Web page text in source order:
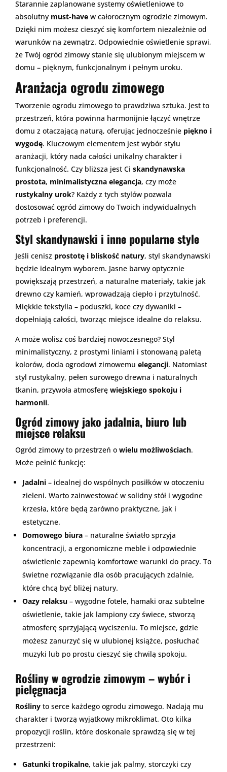
Starannie zaplanowane systemy oświetleniowe to
absolutny must-have w całorocznym ogrodzie zimowym.
Dzięki nim możesz cieszyć się komfortem niezależnie od
warunków na zewnątrz. Odpowiednie oświetlenie sprawi,
że Twój ogród zimowy stanie się ulubionym miejscem w
domu – pięknym, funkcjonalnym i pełnym uroku.
Aranżacja ogrodu zimowego
Tworzenie ogrodu zimowego to prawdziwa sztuka. Jest to
przestrzeń, która powinna harmonijnie łączyć wnętrze
domu z otaczającą naturą, oferując jednocześnie piękno i
wygodę. Kluczowym elementem jest wybór stylu
aranżacji, który nada całości unikalny charakter i
funkcjonalność. Czy bliższa jest Ci skandynawska
prostota, minimalistyczna elegancja, czy może
rustykalny urok? Każdy z tych stylów pozwala
dostosować ogród zimowy do Twoich indywidualnych
potrzeb i preferencji.
Styl skandynawski i inne popularne style
Jeśli cenisz prostotę i bliskość natury, styl skandynawski
będzie idealnym wyborem. Jasne barwy optycznie
powiększają przestrzeń, a naturalne materiały, takie jak
drewno czy kamień, wprowadzają ciepło i przytulność.
Miękkie tekstylia – poduszki, koce czy dywaniki –
dopełniają całości, tworząc miejsce idealne do relaksu.
A może wolisz coś bardziej nowoczesnego? Styl
minimalistyczny, z prostymi liniami i stonowaną paletą
kolorów, doda ogrodowi zimowemu elegancji. Natomiast
styl rustykalny, pełen surowego drewna i naturalnych
tkanin, przywoła atmosferę wiejskiego spokoju i
harmonii.
Ogród zimowy jako jadalnia, biuro lub
miejsce relaksu
Ogród zimowy to przestrzeń o wielu możliwościach.
Może pełnić funkcję:
Jadalni – idealnej do wspólnych posiłków w otoczeniu
zieleni. Warto zainwestować w solidny stół i wygodne
krzesła, które będą zarówno praktyczne, jak i
estetyczne.
Domowego biura – naturalne światło sprzyja
koncentracji, a ergonomiczne meble i odpowiednie
oświetlenie zapewnią komfortowe warunki do pracy. To
świetne rozwiązanie dla osób pracujących zdalnie,
które chcą być bliżej natury.
Oazy relaksu – wygodne fotele, hamaki oraz subtelne
oświetlenie, takie jak lampiony czy świece, stworzą
atmosferę sprzyjającą wyciszeniu. To miejsce, gdzie
możesz zanurzyć się w ulubionej książce, posłuchać
muzyki lub po prostu cieszyć się chwilą spokoju.
Rośliny w ogrodzie zimowym – wybór i
pielęgnacja
Rośliny to serce każdego ogrodu zimowego. Nadają mu
charakter i tworzą wyjątkowy mikroklimat. Oto kilka
propozycji roślin, które doskonale sprawdzą się w tej
przestrzeni:
Gatunki tropikalne, takie jak palmy, storczyki czy